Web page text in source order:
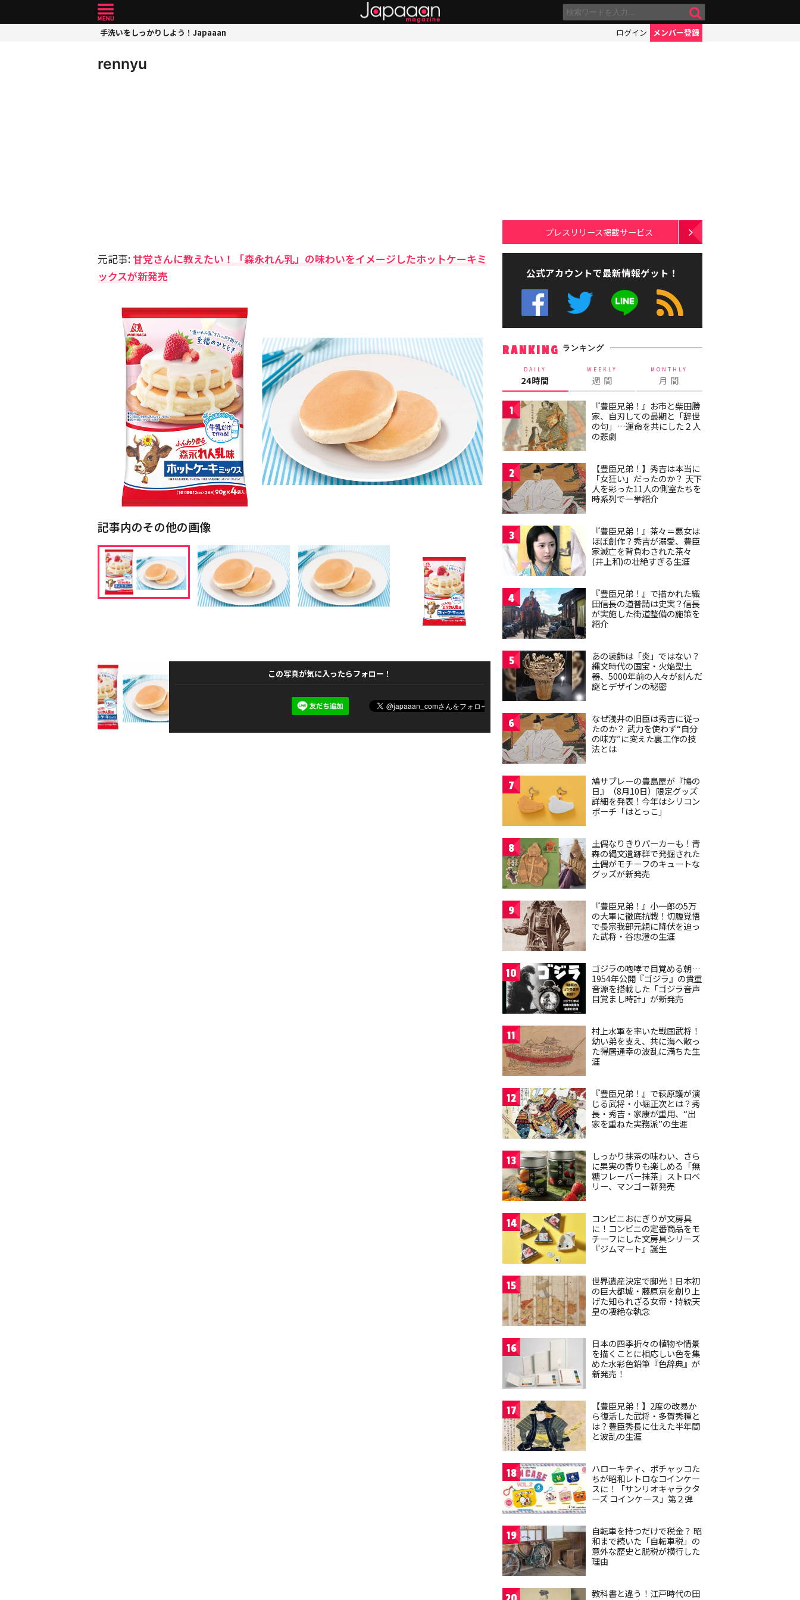
手洗いをしっかりしよう！Japaaan ログイン メンバー登録
rennyu
元記事: 甘党さんに教えたい！「森永れん乳」の味わいをイメージしたホットケーキミ
ックスが新発売
記事内のその他の画像
この写真が気に入ったらフォロー！
プレスリリース掲載サービス
公式アカウントで最新情報ゲット！
RANKING ランキング
DAILY
24時間
WEEKLY
週 間
MONTHLY
月 間
1
『豊臣兄弟！』お市と柴田勝
家、自刃しての最期と「辞世
の句」…運命を共にした２人
の悲劇
2
【豊臣兄弟！】秀吉は本当に
「女狂い」だったのか？ 天下
人を彩った11人の側室たちを
時系列で一挙紹介
3
『豊臣兄弟！』茶々＝悪女は
ほぼ創作？秀吉が溺愛、豊臣
家滅亡を背負わされた茶々
(井上和)の壮絶すぎる生涯
4
『豊臣兄弟！』で描かれた織
田信長の道普請は史実？信長
が実施した街道整備の施策を
紹介
5
あの装飾は「炎」ではない？
縄文時代の国宝・火焔型土
器、5000年前の人々が刻んだ
謎とデザインの秘密
6
なぜ浅井の旧臣は秀吉に従っ
たのか？ 武力を使わず“自分
の味方”に変えた裏工作の技
法とは
7
鳩サブレーの豊島屋が『鳩の
日』（8月10日）限定グッズ
詳細を発表！今年はシリコン
ポーチ「はとっこ」
8
土偶なりきりパーカーも！青
森の縄文遺跡群で発掘された
土偶がモチーフのキュートな
グッズが新発売
9
『豊臣兄弟！』小一郎の5万
の大軍に徹底抗戦！切腹覚悟
で長宗我部元親に降伏を迫っ
た武将・谷忠澄の生涯
10
ゴジラの咆哮で目覚める朝…
1954年公開『ゴジラ』の貴重
音源を搭載した「ゴジラ音声
目覚まし時計」が新発売
11
村上水軍を率いた戦国武将！
幼い弟を支え、共に海へ散っ
た得居通幸の波乱に満ちた生
涯
12
『豊臣兄弟！』で萩原護が演
じる武将・小堀正次とは？秀
長・秀吉・家康が重用、“出
家を重ねた実務派”の生涯
13
しっかり抹茶の味わい、さら
に果実の香りも楽しめる「無
糖フレーバー抹茶」ストロベ
リー、マンゴー新発売
14
コンビニおにぎりが文房具
に！コンビニの定番商品をモ
チーフにした文房具シリーズ
『ジムマート』誕生
15
世界遺産決定で脚光！日本初
の巨大都城・藤原京を創り上
げた知られざる女帝・持統天
皇の凄絶な執念
16
日本の四季折々の植物や情景
を描くことに相応しい色を集
めた水彩色鉛筆『色辞典』が
新発売！
17
【豊臣兄弟！】2度の改易か
ら復活した武将・多賀秀種と
は？豊臣秀長に仕えた半年間
と波乱の生涯
18
ハローキティ、ポチャッコた
ちが昭和レトロなコインケー
スに！「サンリオキャラクタ
ーズ コインケース」第２弾
19
自転車を持つだけで税金？ 昭
和まで続いた「自転車税」の
意外な歴史と脱税が横行した
理由
教科書と違う！江戸時代の田